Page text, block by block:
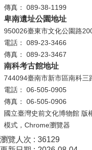
傳真： 089-38-1199
卑南遺址公園地址
950026臺東市文化公園路
電話： 089-23-3466
傳真： 089-23-3467
南科考古館地址
744094臺南市新市區南科三
電話： 06-505-0905
傳真： 06-505-0906
國立臺灣史前文化博物館 版
模式，Chrome瀏覽器
瀏覽人次
36129